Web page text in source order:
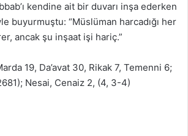
kendine ait bir duvarı inşa ederken
buyurmuştu: “Müslüman harcadığı her
ancak şu inşaat işi hariç.”
19, Da’avat 30, Rikak 7, Temenni 6;
Nesai, Cenaiz 2, (4, 3-4)